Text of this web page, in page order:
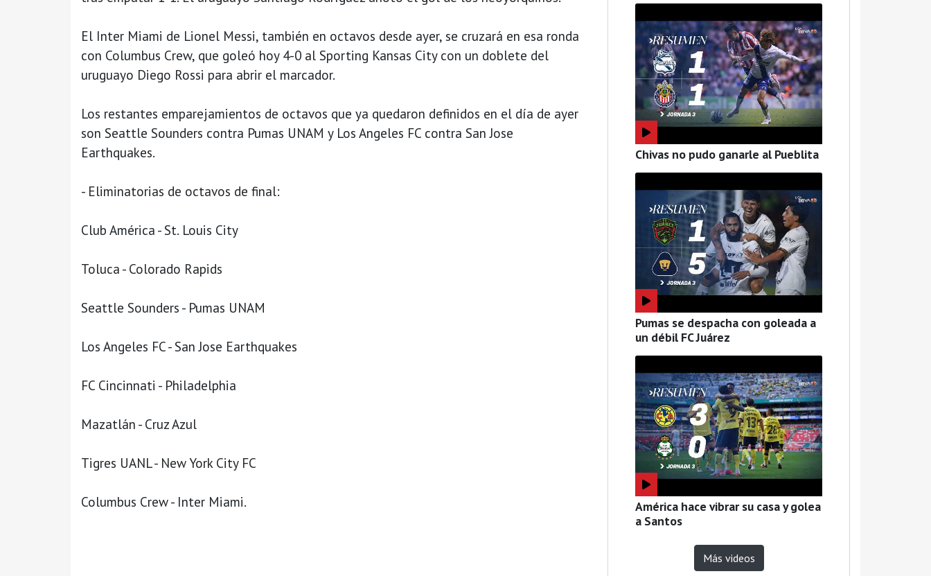
El Inter Miami de Lionel Messi, también en octavos desde ayer, se cruzará en esa ronda
con Columbus Crew, que goleó hoy 4-0 al Sporting Kansas City con un doblete del
uruguayo Diego Rossi para abrir el marcador.
Los restantes emparejamientos de octavos que ya quedaron definidos en el día de ayer
son Seattle Sounders contra Pumas UNAM y Los Angeles FC contra San Jose
Earthquakes.
- Eliminatorias de octavos de final:
Club América - St. Louis City
Toluca - Colorado Rapids
Seattle Sounders - Pumas UNAM
Los Angeles FC - San Jose Earthquakes
FC Cincinnati - Philadelphia
Mazatlán - Cruz Azul
Tigres UANL - New York City FC
Columbus Crew - Inter Miami.
Chivas no pudo ganarle al Pueblita
Pumas se despacha con goleada a
un débil FC Juárez
América hace vibrar su casa y golea
a Santos
Más videos